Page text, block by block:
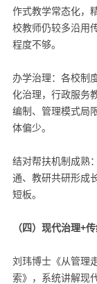
作式教学常态化，
校教师仍较多沿用
程度不够。
办学治理：各校制
化治理，行政服务
编制、管理模式局
体偏少。
结对帮扶机制成熟
通、教研共研形成
短板。
（四）现代治理+
刘玮博士《从管理
索》，系统讲解现